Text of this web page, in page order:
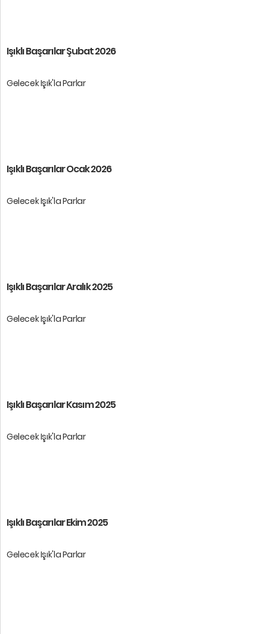
Işıklı Başarılar Şubat 2026
Gelecek Işık'la Parlar
Işıklı Başarılar Ocak 2026
Gelecek Işık'la Parlar
Işıklı Başarılar Aralık 2025
Gelecek Işık'la Parlar
Işıklı Başarılar Kasım 2025
Gelecek Işık'la Parlar
Işıklı Başarılar Ekim 2025
Gelecek Işık'la Parlar